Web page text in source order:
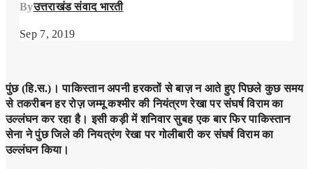
Byउत्तराखंड संवाद भारती
Sep 7, 2019
पुंछ (हि.स.)। पाकिस्तान अपनी हरकतों से बाज़ न आते हुए पिछले कुछ समय
से तकरीबन हर रोज़ जम्मू कश्मीर की नियंत्रण रेखा पर संघर्ष विराम का
उल्लंघन कर रहा है। इसी कड़ी में शनिवार सुबह एक बार फिर पाकिस्तान
सेना ने पुंछ जिले की नियत्रंण रेखा पर गोलीबारी कर संघर्ष विराम का
उल्लंघन किया।